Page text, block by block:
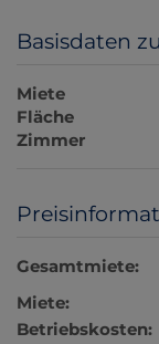
Basisdaten
Miete
Fläche
Zimmer
Gesamtmiete:
Miete:
Betriebskosten: